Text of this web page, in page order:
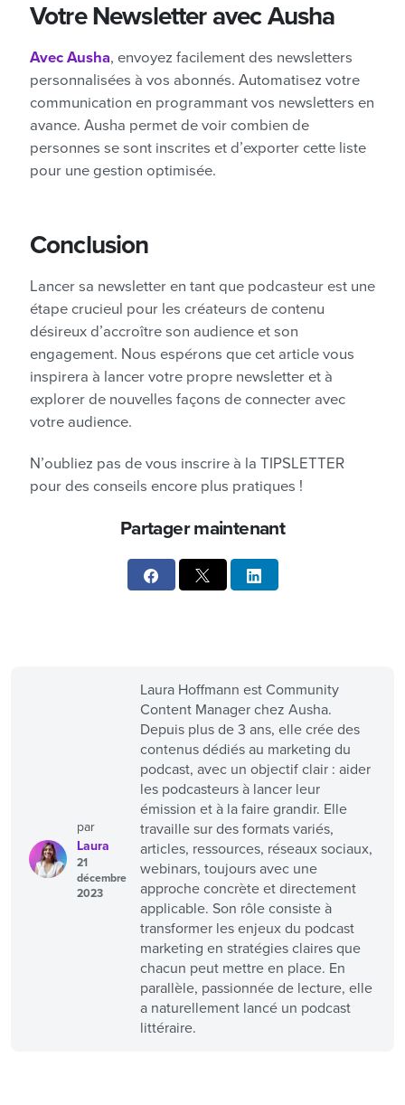
Votre Newsletter avec Ausha
Avec Ausha, envoyez facilement des newsletters
personnalisées à vos abonnés. Automatisez votre
communication en programmant vos newsletters en
avance. Ausha permet de voir combien de
personnes se sont inscrites et d’exporter cette liste
pour une gestion optimisée.
Conclusion
Lancer sa newsletter en tant que podcasteur est une
étape crucieul pour les créateurs de contenu
désireux d’accroître son audience et son
engagement. Nous espérons que cet article vous
inspirera à lancer votre propre newsletter et à
explorer de nouvelles façons de connecter avec
votre audience.
N’oubliez pas de vous inscrire à la TIPSLETTER
pour des conseils encore plus pratiques !
Partager maintenant
par
Laura
21
décembre
2023
Laura Hoffmann est Community
Content Manager chez Ausha.
Depuis plus de 3 ans, elle crée des
contenus dédiés au marketing du
podcast, avec un objectif clair : aider
les podcasteurs à lancer leur
émission et à la faire grandir. Elle
travaille sur des formats variés,
articles, ressources, réseaux sociaux,
webinars, toujours avec une
approche concrète et directement
applicable. Son rôle consiste à
transformer les enjeux du podcast
marketing en stratégies claires que
chacun peut mettre en place. En
parallèle, passionnée de lecture, elle
a naturellement lancé un podcast
littéraire.